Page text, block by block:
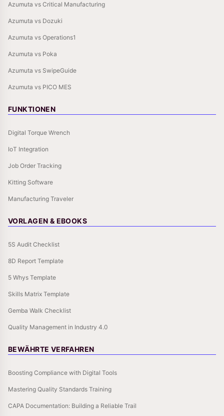
Azumuta vs Critical Manufacturing
Azumuta vs Dozuki
Azumuta vs Operations1
Azumuta vs Poka
Azumuta vs SwipeGuide
Azumuta vs PICO MES
FUNKTIONEN
Digital Torque Wrench
IoT Integration
Job Order Tracking
Kitting Software
Manufacturing Traveler
VORLAGEN & EBOOKS
5S Audit Checklist
8D Report Template
5 Whys Template
Skills Matrix Template
Gemba Walk Checklist
Quality Management in Industry 4.0
BEWÄHRTE VERFAHREN
Boosting Compliance with Digital Tools
Mastering Quality Standards Training
CAPA Documentation: Building a Reliable Trail